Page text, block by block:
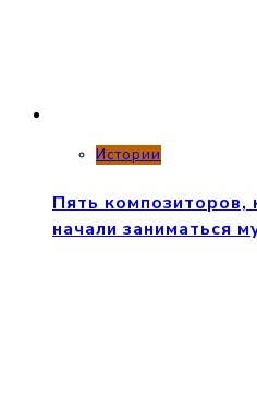
Истории
Пять композиторов,
начали заниматься